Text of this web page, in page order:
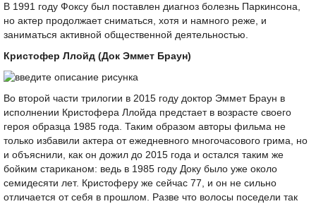
В 1991 году Фоксу был поставлен диагноз болезнь Паркинсона,
но актер продолжает сниматься, хотя и намного реже, и
заниматься активной общественной деятельностью.
Кристофер Ллойд (Док Эммет Браун)
Во второй части трилогии в 2015 году доктор Эммет Браун в
исполнении Кристофера Ллойда предстает в возрасте своего
героя образца 1985 года. Таким образом авторы фильма не
только избавили актера от ежедневного многочасового грима, но
и объяснили, как он дожил до 2015 года и остался таким же
бойким стариканом: ведь в 1985 году Доку было уже около
семидесяти лет. Кристоферу же сейчас 77, и он не сильно
отличается от себя в прошлом. Разве что волосы поседели так